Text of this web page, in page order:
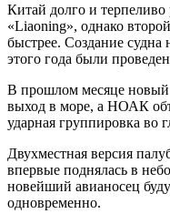
Китай долго и терпеливо
«Liaoning», однако
быстрее. Создание судна
этого года были
В прошлом месяце новый
выход в море, а НОАК
ударная группировка во
Двухместная версия
впервые поднялась в
новейший авианосец
одновременно.